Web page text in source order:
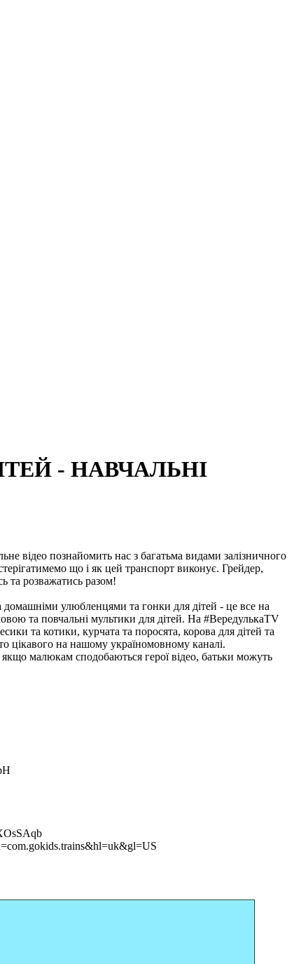
- НАВЧАЛЬНІ
відео познайомить нас з багатьма видами залізничного
що і як цей транспорт виконує. Грейдер,
та розважатись разом!
улюбленцями та гонки для дітей - це все на
та повчальні мультики для дітей. На #ВередулькаТV
та котики, курчата та поросята, корова для дітей та
цікавого на нашому україномовному каналі.
малюкам сподобаються герої відео, батьки можуть